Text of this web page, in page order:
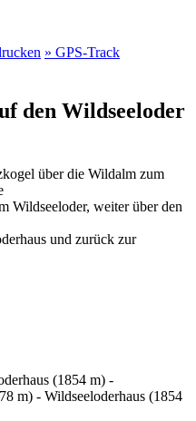
» GPS-Track
den Wildseeloder
über die Wildalm zum
Wildseeloder, weiter über den
und zurück zur
(1854 m) -
m) - Wildseeloderhaus (1854